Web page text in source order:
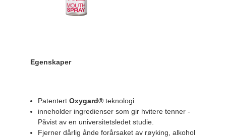
Egenskaper
PatentertOxygard® teknologi.
inneholder ingredienser som gir hvitere tenner -
Påvist av en universitetsledet studie.
Fjerner dårlig ånde forårsaket av røyking, alkohol